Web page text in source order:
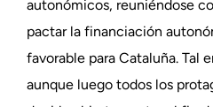
autonómicos, reuniéndose
pactar la financiación
favorable para Cataluña. Tal
aunque luego todos los